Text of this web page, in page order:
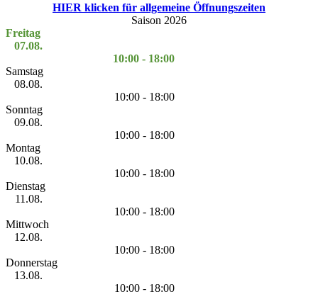
HIER klicken für allgemeine Öffnungszeiten
Saison 2026
Freitag
07.08.
10:00 - 18:00
Samstag
08.08.
10:00 - 18:00
Sonntag
09.08.
10:00 - 18:00
Montag
10.08.
10:00 - 18:00
Dienstag
11.08.
10:00 - 18:00
Mittwoch
12.08.
10:00 - 18:00
Donnerstag
13.08.
10:00 - 18:00